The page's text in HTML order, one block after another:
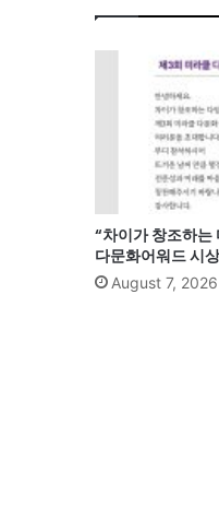
“차이가 창조하
다문화어워드 시
August 7, 2026